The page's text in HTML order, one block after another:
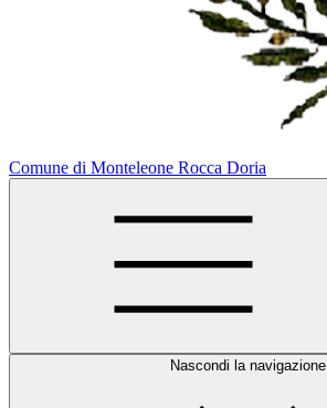
Comune di Monteleone Rocca Doria
Nascondi la navigazione